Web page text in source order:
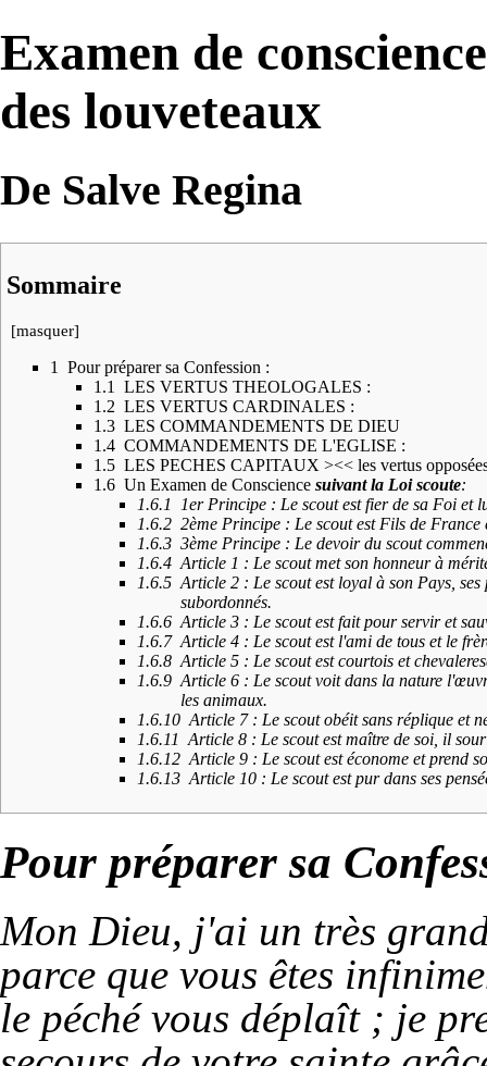
Examen de
des louveteaux
De Salve Regina
Sommaire
[masquer]
1 Pour préparer sa Confession :
1.1 LES VERTUS THEOLOGALES :
1.2 LES VERTUS CARDINALES :
1.3 LES COMMANDEMENTS DE DIEU
1.4 COMMANDEMENTS DE L'EGLISE :
1.5 LES PECHES CAPITAUX ><< les vertus
1.6 Un Examen de Conscience suivant la Loi scoute:
1.6.1 1er Principe : Le scout est fier de sa Foi et
1.6.2 2ème Principe : Le scout est Fils de France
1.6.3 3ème Principe : Le devoir du scout
1.6.4 Article 1 : Le scout met son honneur à
1.6.5 Article 2 : Le scout est loyal à son Pays, ses
subordonnés.
1.6.6 Article 3 : Le scout est fait pour servir et
1.6.7 Article 4 : Le scout est l'ami de tous et le
1.6.8 Article 5 : Le scout est courtois et
1.6.9 Article 6 : Le scout voit dans la nature
les animaux.
1.6.10 Article 7 : Le scout obéit sans réplique et
1.6.11 Article 8 : Le scout est maître de soi, il
1.6.12 Article 9 : Le scout est économe et prend
1.6.13 Article 10 : Le scout est pur dans ses
Pour préparer sa
Mon Dieu, j'ai un très
parce que vous êtes
le péché vous déplaît ; je